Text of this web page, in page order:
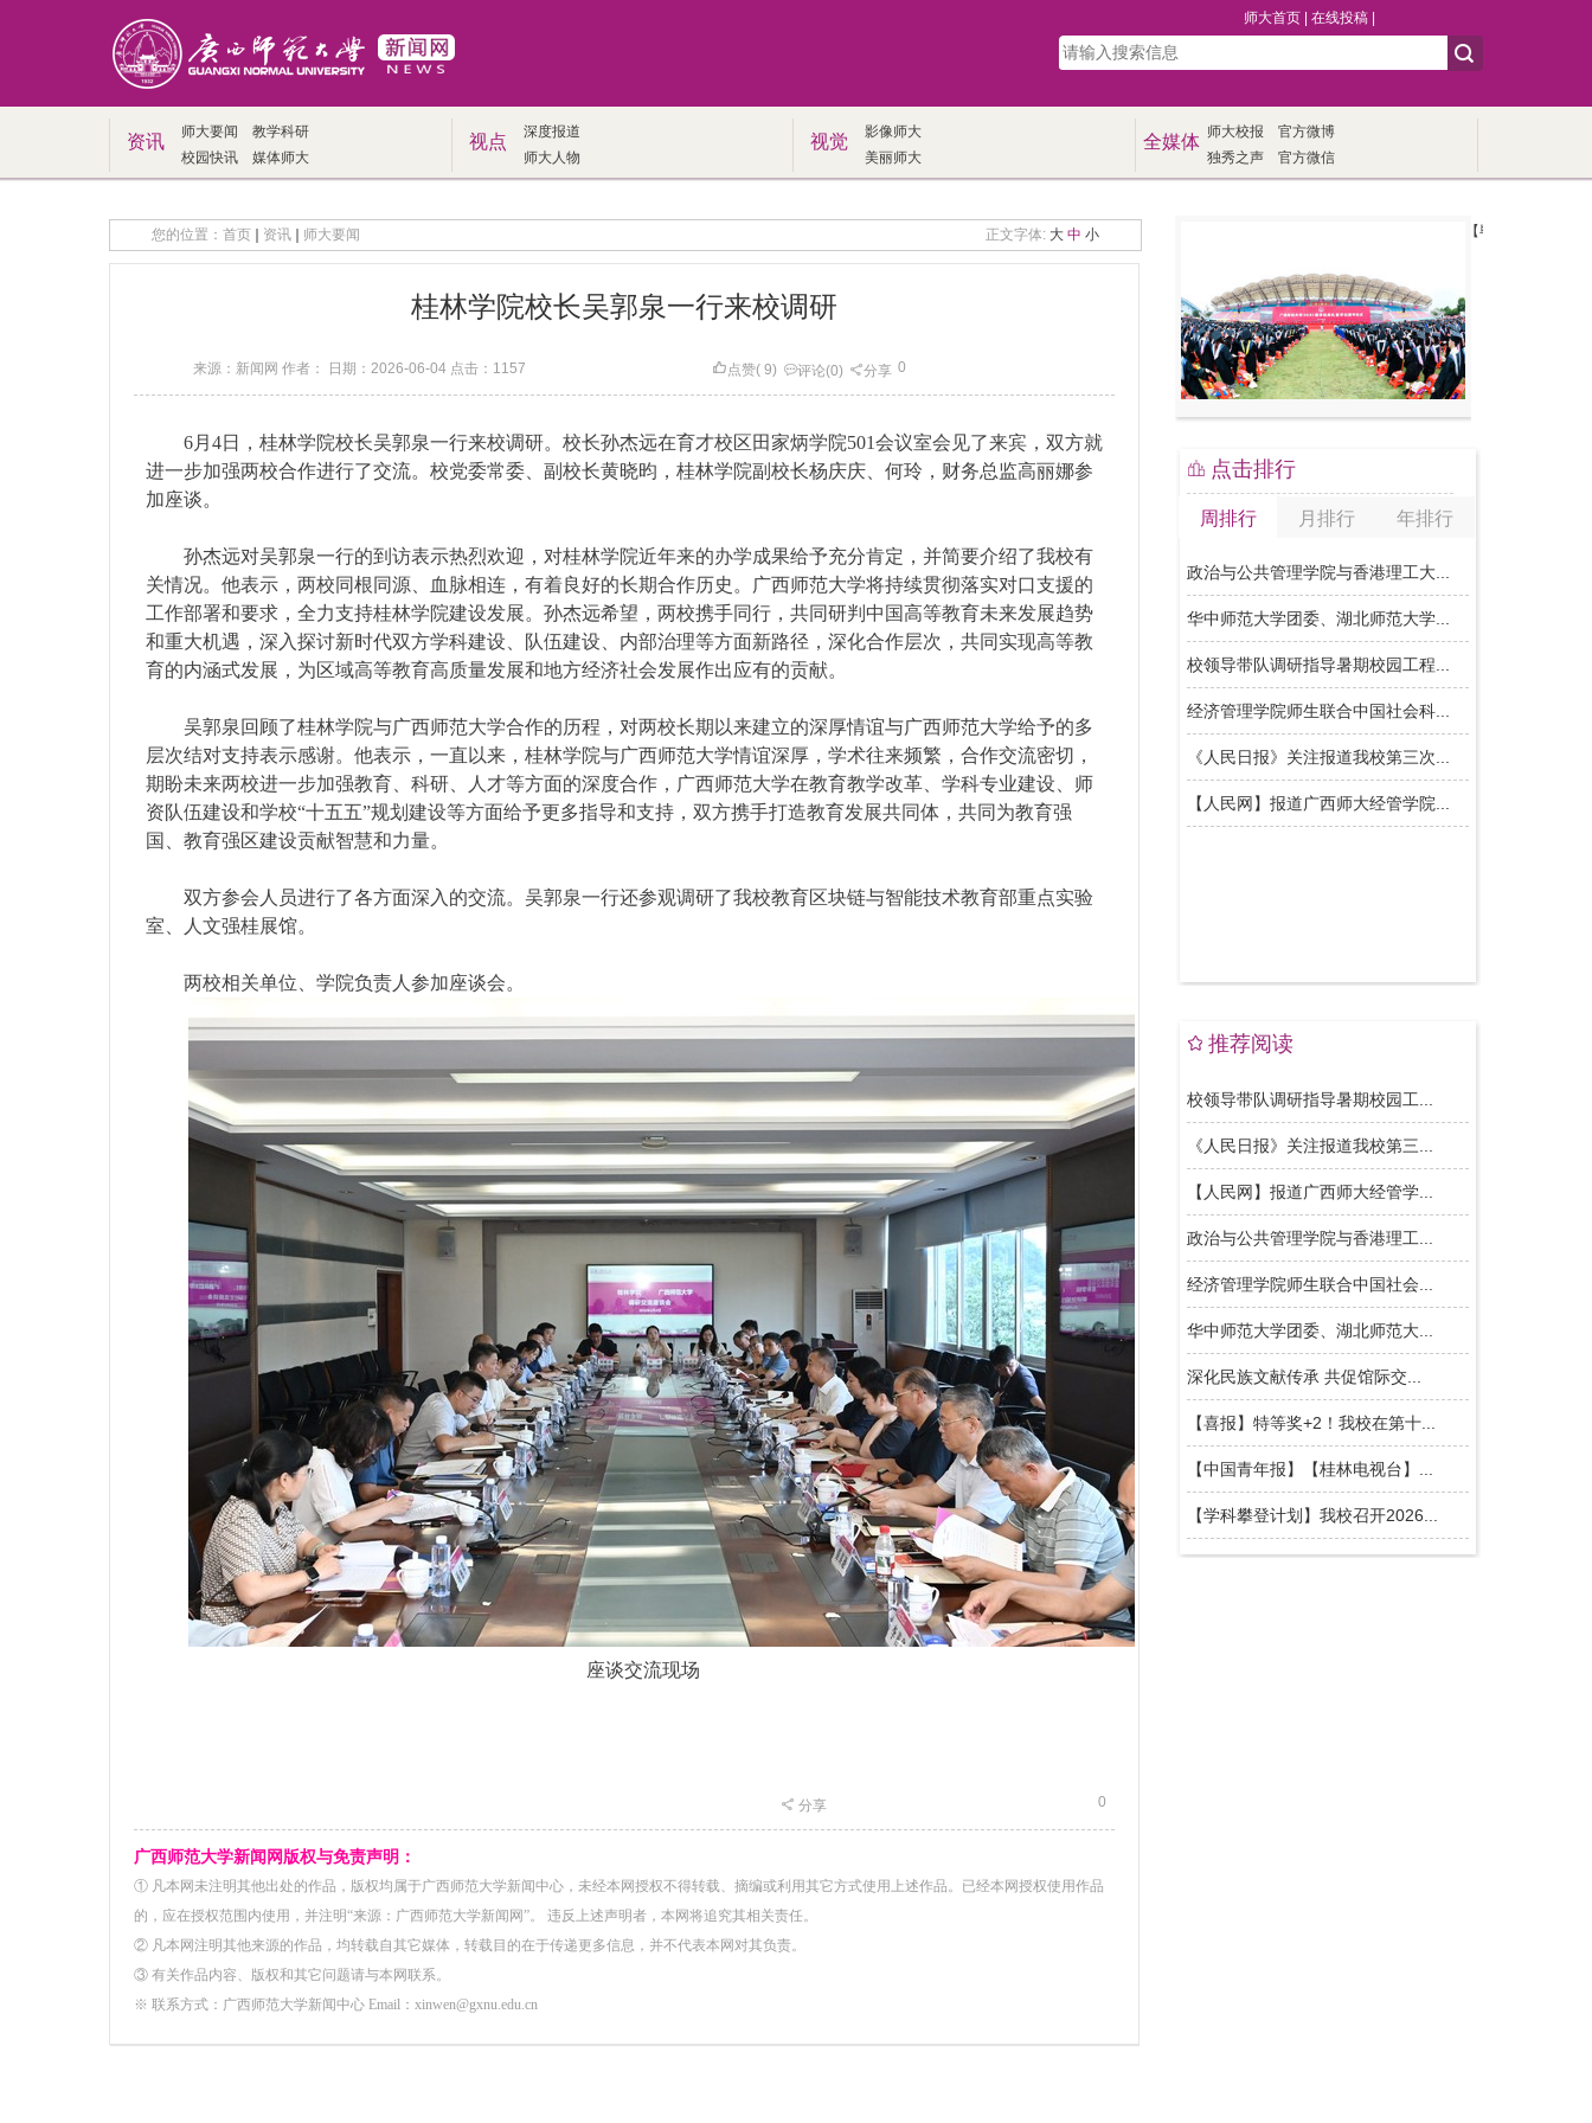
师大首页 在线投稿
资讯 师大要闻
教学科研
校园快讯
媒体师大
视点
深度报道
师大人物
视觉
影像师大
美丽师大
全媒体 师大校报
官方微博
独秀之声
官方微信
您的位置： 首页 资讯 师大要闻 正文字体: 大 中 小
桂林学院校长吴郭泉一行来校调研
来源：新闻网 作者： 日期：2026-06-04 点击： 1157 点赞( 9) 评论(0) 分享 0
6月4日，桂林学院校长吴郭泉一行来校调研。校长孙杰远在育才校区田家炳学院501会议室会见了来宾，双方就
进一步加强两校合作进行了交流。校党委常委、副校长黄晓昀，桂林学院副校长杨庆庆、何玲，财务总监高丽娜参
加座谈。
孙杰远对吴郭泉一行的到访表示热烈欢迎，对桂林学院近年来的办学成果给予充分肯定，并简要介绍了我校有
关情况。他表示，两校同根同源、血脉相连，有着良好的长期合作历史。广西师范大学将持续贯彻落实对口支援的
工作部署和要求，全力支持桂林学院建设发展。孙杰远希望，两校携手同行，共同研判中国高等教育未来发展趋势
和重大机遇，深入探讨新时代双方学科建设、队伍建设、内部治理等方面新路径，深化合作层次，共同实现高等教
育的内涵式发展，为区域高等教育高质量发展和地方经济社会发展作出应有的贡献。
吴郭泉回顾了桂林学院与广西师范大学合作的历程，对两校长期以来建立的深厚情谊与广西师范大学给予的多
层次结对支持表示感谢。他表示，一直以来，桂林学院与广西师范大学情谊深厚，学术往来频繁，合作交流密切，
期盼未来两校进一步加强教育、科研、人才等方面的深度合作，广西师范大学在教育教学改革、学科专业建设、师
资队伍建设和学校“十五五”规划建设等方面给予更多指导和支持，双方携手打造教育发展共同体，共同为教育强
国、教育强区建设贡献智慧和力量。
双方参会人员进行了各方面深入的交流。吴郭泉一行还参观调研了我校教育区块链与智能技术教育部重点实验
室、人文强桂展馆。
两校相关单位、学院负责人参加座谈会。
座谈交流现场
分享 0
广西师范大学新闻网版权与免责声明：
① 凡本网未注明其他出处的作品，版权均属于广西师范大学新闻中心，未经本网授权不得转载、摘编或利用其它方式使用上述作品。已经本网授权使用作品
的，应在授权范围内使用，并注明“来源：广西师范大学新闻网”。 违反上述声明者，本网将追究其相关责任。
② 凡本网注明其他来源的作品，均转载自其它媒体，转载目的在于传递更多信息，并不代表本网对其负责。
③ 有关作品内容、版权和其它问题请与本网联系。
※ 联系方式：广西师范大学新闻中心 Email：xinwen@gxnu.edu.cn
【毕业季】我校举
点击排行
周排行 月排行 年排行
推荐阅读